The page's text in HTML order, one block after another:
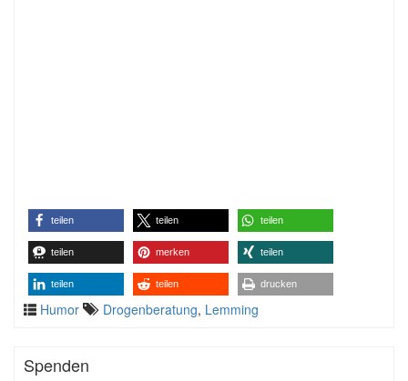
teilen teilen teilen
teilen merken teilen
teilen teilen drucken
Humor Drogenberatung, Lemming
Spenden